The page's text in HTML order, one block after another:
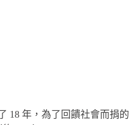
18 年，為了回饋社會而捐的